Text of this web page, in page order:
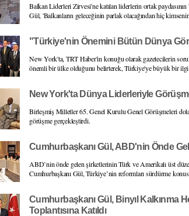
Balkan Liderleri Zirvesi'ne katılan liderlerin ortak
Gül, 'Balkanların geleceğinin parlak olacağından hiç
"Türkiye'nin Önemini Bütün Dünya
New York'ta, TRT Haber'in konuğu olarak gazetecilerin
önemli bir ülke olduğunu belirterek, Türkiye'ye büyük bir
New York'ta Dünya Liderleriyle
Birleşmiş Milletler 65. Genel Kurulu Genel Görüşmeleri
görüşme gerçekleştirdi.
Cumhurbaşkanı Gül, ABD'nin Önde
ABD’nin önde gelen şirketlerinin Türk ve Amerikalı üst
Cumhurbaşkanı Gül, Türkiye’nin reformları sürdürme
Cumhurbaşkanı Gül, Binyıl Kalkınma
Toplantısına Katıldı